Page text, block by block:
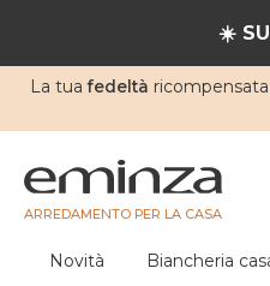
☀️
La tua fedeltà ricompensata
ARREDAMENTO PER LA CASA
Novità Biancheria